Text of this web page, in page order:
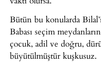
Bütün bu konularda
Babası seçim
çocuk, adil ve doğru,
büyütülmüştür kuşkusuz.